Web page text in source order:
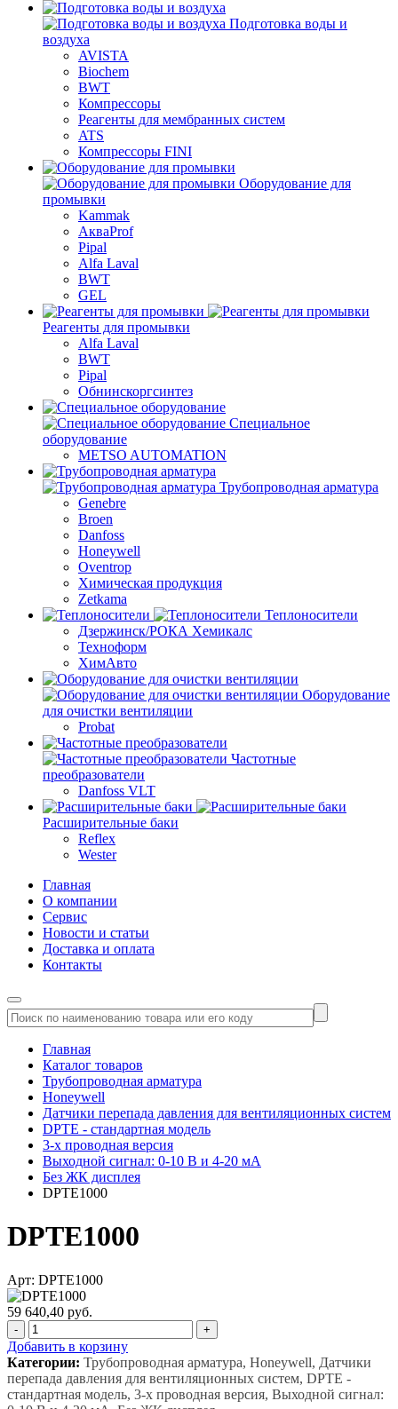
Подготовка воды и
воздуха
AVISTA
Biochem
BWT
Компрессоры
Реагенты для мембранных систем
ATS
Компрессоры FINI
Оборудование для
промывки
Kammak
АкваProf
Pipal
Alfa Laval
BWT
GEL
Реагенты для промывки
Alfa Laval
BWT
Pipal
Обнинскоргсинтез
Специальное
оборудование
METSO AUTOMATION
Трубопроводная арматура
Genebre
Broen
Danfoss
Honeywell
Oventrop
Химическая продукция
Zetkama
Теплоносители
Дзержинск/РОКА Хемикалс
Техноформ
ХимАвто
Оборудование
для очистки вентиляции
Probat
Частотные
преобразователи
Danfoss VLT
Расширительные баки
Reflex
Wester
Главная
О компании
Сервис
Новости и статьи
Доставка и оплата
Контакты
Главная
Каталог товаров
Трубопроводная арматура
Honeywell
Датчики перепада давления для вентиляционных систем
DPTE - стандартная модель
3-х проводная версия
Выходной сигнал: 0-10 В и 4-20 мА
Без ЖК дисплея
DPTE1000
DPTE1000
Арт: DPTE1000
59 640,40 руб.
- +
Добавить в корзину
Категории: Трубопроводная арматура, Honeywell, Датчики
перепада давления для вентиляционных систем, DPTE -
стандартная модель, 3-х проводная версия, Выходной сигнал: